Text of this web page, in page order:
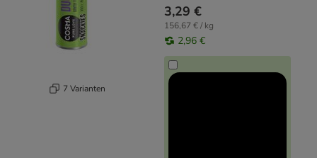
7 Varianten
3,29 €
156,67 € / kg
2,96 €